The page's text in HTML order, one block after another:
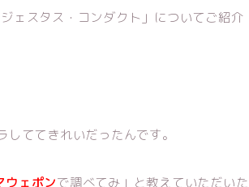
ェスタス・コンダクト」についてご紹介
ててきれいだったんです。
ウェポンで調べてみ」と教えていただいた